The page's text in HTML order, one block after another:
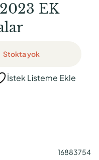
EK
Stokta yok
İstek Listeme Ekle
16883754